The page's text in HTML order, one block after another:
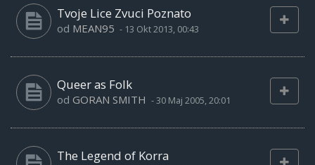
Tvoje Lice Zvuci Poznato
od MEAN95 - 13 Okt 2013, 00:43
Queer as Folk
od GORAN SMITH -30 Maj 2005, 20:01
The Legend of Korra